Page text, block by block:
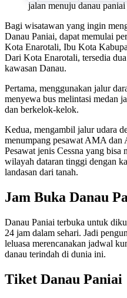
jalan menuju danau
Bagi wisatawan yang ingin
Danau Paniai, dapat memulai
Kota Enarotali, Ibu Kota
Dari Kota Enarotali, tersedia
kawasan Danau.
Pertama, menggunakan jalur
menyewa bus melintasi medan
dan berkelok-kelok.
Kedua, mengambil jalur udara
menumpang pesawat AMA dan
Pesawat jenis Cessna yang bisa
wilayah dataran tinggi dengan
landasan dari tanah.
Jam Buka Danau
Danau Paniai terbuka untuk
24 jam dalam sehari. Jadi
leluasa merencanakan jadwal
danau terindah di dunia ini.
Tiket Danau Paniai